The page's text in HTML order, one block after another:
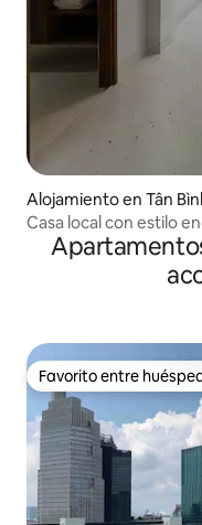
Alojamiento en Tân
Casa local con estilo
Favorito entre
Favorito entre